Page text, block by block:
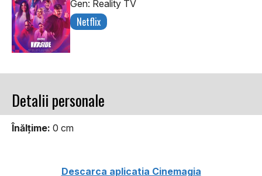
Gen: Reality TV
Netflix
Detalii personale
Înălţime: 0 cm
Descarca aplicatia Cinemagia